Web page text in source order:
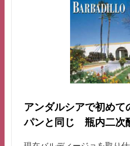
アンダルシアで初めて
パンと同じ 瓶内二次